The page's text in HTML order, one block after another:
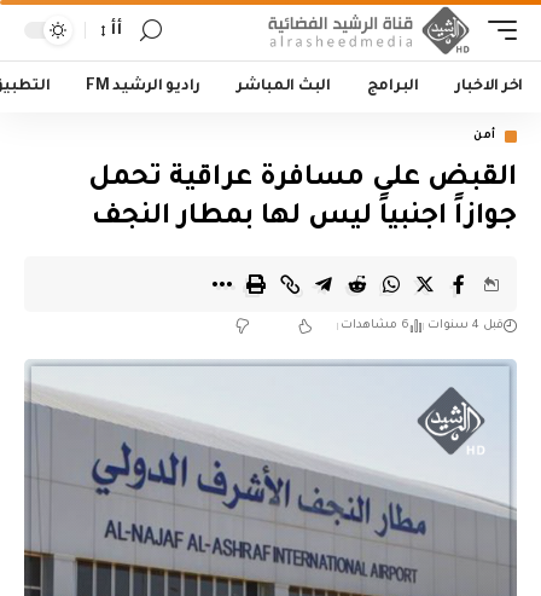
أأ
اخر الاخبار البرامج البث المباشر راديو الرشيد FM
أمن
القبض على مسافرة عراقية تحمل
جوازاً اجنبياً ليس لها بمطار النجف
قبل 4 سنوات 6 مشاهدات